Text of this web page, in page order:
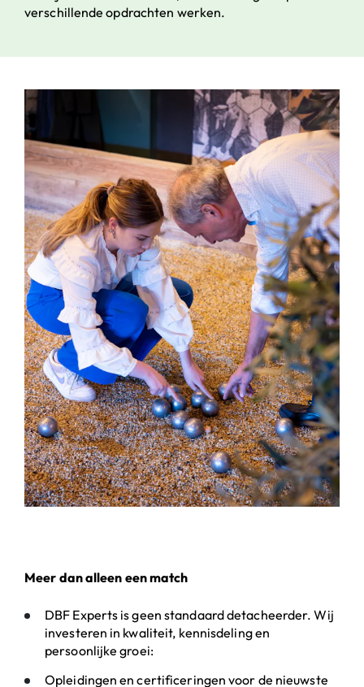
verschillende opdrachten werken.
Meer dan alleen een match
DBF Experts is geen standaard detacheerder. Wij
investeren in kwaliteit, kennisdeling en
persoonlijke groei:
Opleidingen en certificeringen voor de nieuwste